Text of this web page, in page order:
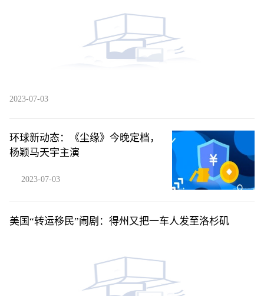
2023-07-03
环球新动态：《尘缘》今晚定档，
杨颖马天宇主演
2023-07-03
美国“转运移民”闹剧：得州又把一车人发至洛杉矶